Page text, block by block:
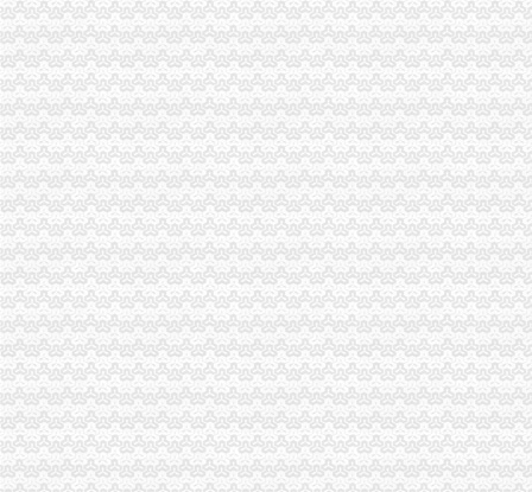
云局力举八措化“两节”重庆注销税务食品安全监管见成效
江北局针对节日市场检查中存在的重庆注销分公司问题及时提出整改建议
大足局全面加“两节”分公司营业执照注销安全工作
南岸局推行五项“延伸服务”分公司营业执照注销支持茶园新城区建设
市局局长、分公司营业执照注销组书记王元楷同志逐一到机关各单位看望干部
市分公司营业执照注销局召开机关处级领导干部大会
垫江局五项措施规范运输市重庆注销税务场秩序
梁平局“三举措”代理注销分公司推进农贸市场商场化管理
万盛局突出“三个重点”重庆注销分公司加节日食品安全市场监管
璧山局确立明年法制工作“四理念”代理注销分公司
秀山局“四查制”代理注销分公司认真开展种子市场检查
大足局代理注销分公司将从三个方面加2007年行政执法工作
刘伍伦副巡视员到九龙坡局重庆分公司注销调研指导工作
大渡口局重庆注销税务支持个经济发展见成效
开县局重庆注销税务开展节前商品质量监测专项整
刘伍伦副巡视员到铜梁局代理注销分公司调研工作
市重庆注销分公司局在全国外商投资企业登记管理机关英语竞赛中勇夺团体亚
全系统公务员登记工作顺利完成
武隆局加元旦春节期间食品安全和市重庆注销税务场监管工作
梁平局“五举措”重庆分公司注销创新2007年服务工作